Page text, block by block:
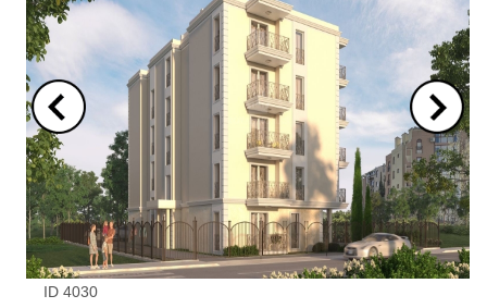
ID 4030